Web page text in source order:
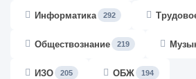
Информатика 292
Обществознание 219
ИЗО 205 ОБЖ 194